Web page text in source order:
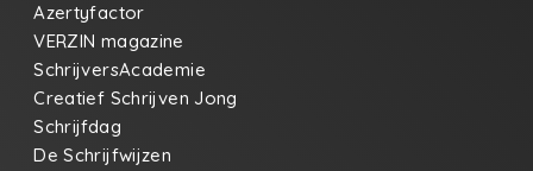
Azertyfactor
VERZIN magazine
SchrijversAcademie
Creatief Schrijven Jong
Schrijfdag
De Schrijfwijzen